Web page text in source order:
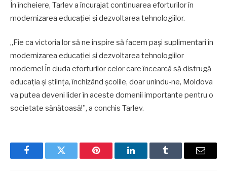
În încheiere, Tarlev a încurajat continuarea eforturilor în
modernizarea educației și dezvoltarea tehnologiilor.
„Fie ca victoria lor să ne inspire să facem pași suplimentari în
modernizarea educației și dezvoltarea tehnologiilor
moderne! În ciuda eforturilor celor care încearcă să distrugă
educația și știința, închizând școlile, doar unindu-ne, Moldova
va putea deveni lider în aceste domenii importante pentru o
societate sănătoasă!”, a conchis Tarlev.
FacebookTwitter Pinterest LinkedInTumblr Email